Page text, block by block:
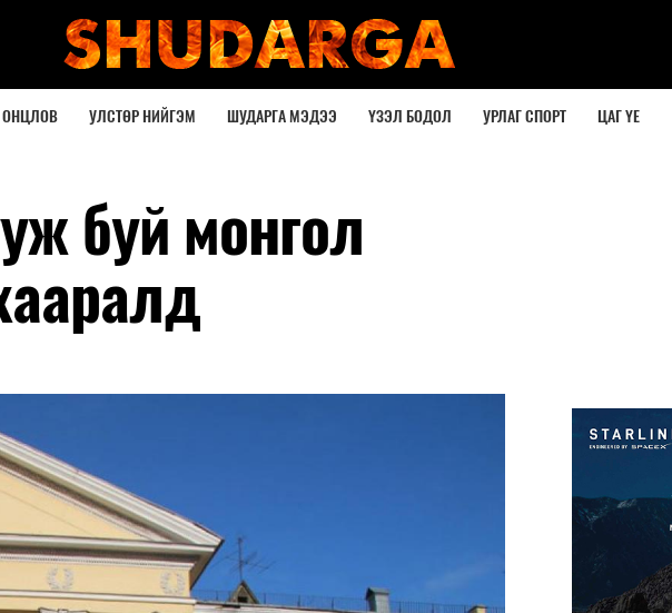
УЛСТӨР НИЙГЭМ ШУДАРГА МЭДЭЭ ҮЗЭЛ БОДОЛ УРЛАГ СПОРТ ЦАГ ҮЕ
буй монгол